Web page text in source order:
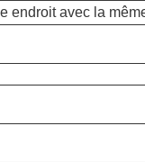
avec la